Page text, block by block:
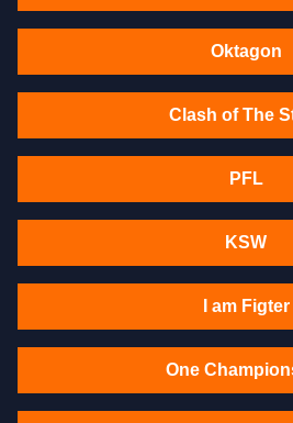
Oktagon
Clash of The
PFL
KSW
I am Figter
One